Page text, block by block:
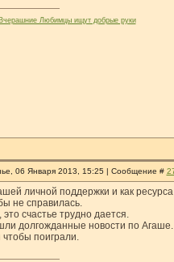
Любимцы ищут добрые руки
06 Января 2013, 15:25 | Сообщение #
личной поддержки и как
не справилась.
счастье трудно дается.
долгожданные новости по
чтобы поиграли.